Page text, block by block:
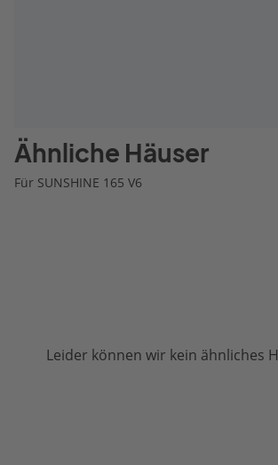
Ähnliche Häuser
Für SUNSHINE 165 V6
Leider können wir kein ähnliches